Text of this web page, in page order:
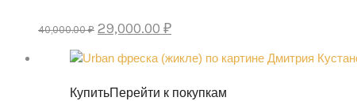
40,000.00 ₽ Первоначальная
составляла
40,000.00 ₽.
29,000.00 ₽Текущая
29,000.00 ₽.
КупитьПерейти к покупкам